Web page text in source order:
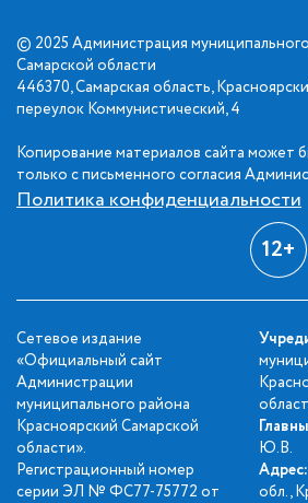
© 2025 Администрация
Самарской области
446370, Самарская область,
переулок Коммунистический, 4
Копирование материалов сайта может
только с письменного согласия
Политика конфиденциальности
12+
Сетевое издание
«Официальный сайт
Администрации
муниципального района
Красноярский Самарской
области».
Регистрационный номер
серии ЭЛ № ФС77-75772 от
Ю.В.
Адрес:
обл.,